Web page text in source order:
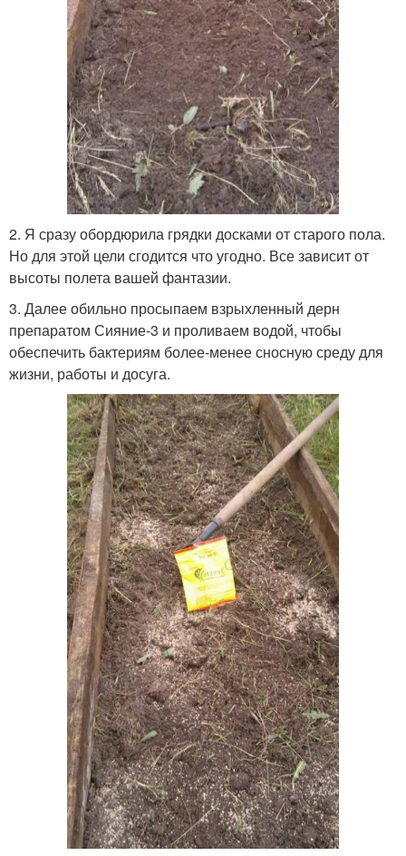
2. Я сразу обордюрила грядки досками от старого пола.
Но для этой цели сгодится что угодно. Все зависит от
высоты полета вашей фантазии.
3. Далее обильно просыпаем взрыхленный дерн
препаратом Сияние-3 и проливаем водой, чтобы
обеспечить бактериям более-менее сносную среду для
жизни, работы и досуга.